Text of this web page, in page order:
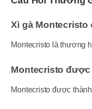
Xì gà
Montecristo là thương
Montecristo
Montecristo được